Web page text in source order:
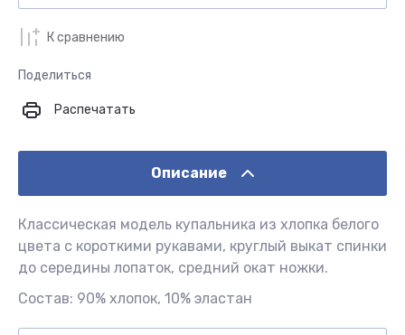
К сравнению
Поделиться
Распечатать
Описание
Классическая модель купальника из хлопка белого
цвета с короткими рукавами, круглый выкат спинки
до середины лопаток, средний окат ножки.
Состав: 90% хлопок, 10% эластан